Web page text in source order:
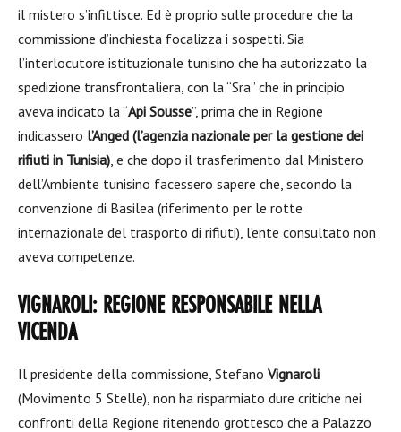
il mistero s’infittisce. Ed è proprio sulle procedure che la
commissione d’inchiesta focalizza i sospetti. Sia
l’interlocutore istituzionale tunisino che ha autorizzato la
spedizione transfrontaliera, con la “Sra” che in principio
aveva indicato la “Api Sousse”, prima che in Regione
indicassero l’Anged (l’agenzia nazionale per la gestione dei
rifiuti in Tunisia), e che dopo il trasferimento dal Ministero
dell’Ambiente tunisino facessero sapere che, secondo la
convenzione di Basilea (riferimento per le rotte
internazionale del trasporto di rifiuti), l’ente consultato non
aveva competenze.
VIGNAROLI: REGIONE RESPONSABILE NELLA
VICENDA
Il presidente della commissione, Stefano Vignaroli
(Movimento 5 Stelle), non ha risparmiato dure critiche nei
confronti della Regione ritenendo grottesco che a Palazzo